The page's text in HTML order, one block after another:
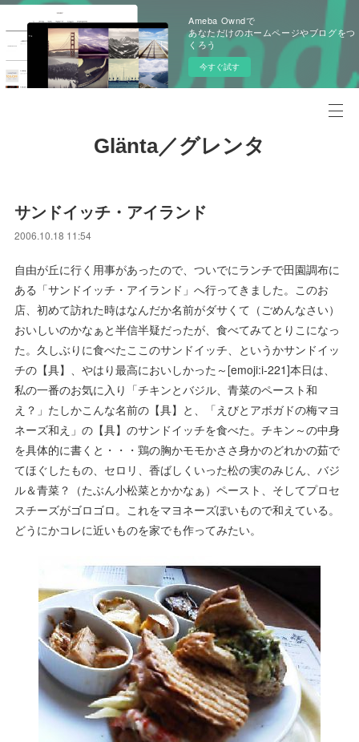
Ameba Owndで
あなただけのホームページやブログをつ
くろう
今すぐ試す
Glänta／グレンタ
サンドイッチ・アイランド
2006.10.18 11:54
自由が丘に行く用事があったので、ついでにランチで田園調布に
ある「サンドイッチ・アイランド」へ行ってきました。このお
店、初めて訪れた時はなんだか名前がダサくて（ごめんなさい）
おいしいのかなぁと半信半疑だったが、食べてみてとりこになっ
た。久しぶりに食べたここのサンドイッチ、というかサンドイッ
チの【具】、やはり最高においしかった～[emoji:i-221]本日は、
私の一番のお気に入り「チキンとバジル、青菜のペースト和
え？」たしかこんな名前の【具】と、「えびとアボガドの梅マヨ
ネーズ和え」の【具】のサンドイッチを食べた。チキン～の中身
を具体的に書くと・・・鶏の胸かモモかささ身かのどれかの茹で
てほぐしたもの、セロリ、香ばしくいった松の実のみじん、バジ
ル＆青菜？（たぶん小松菜とかかなぁ）ペースト、そしてプロセ
スチーズがゴロゴロ。これをマヨネーズぽいもので和えている。
どうにかコレに近いものを家でも作ってみたい。